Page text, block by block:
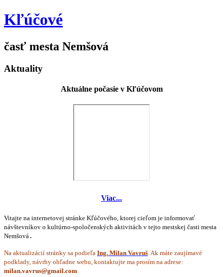
Kľúčové
časť mesta Nemšová
Aktuality
Aktuálne počasie v Kľúčovom
Viac...
Vitajte na internetovej stránke Kľúčového, ktorej cieľom je informovať
návštevníkov o kultúrno-spoločenských aktivitách v tejto mestskej časti mesta
Nemšová .
Na aktualizácií stránky sa podieľa Ing. Milan Vavruš . Ak máte zaujímavé
podklady, návrhy ohľadne webu, kontaktujte ma prosím na adrese: